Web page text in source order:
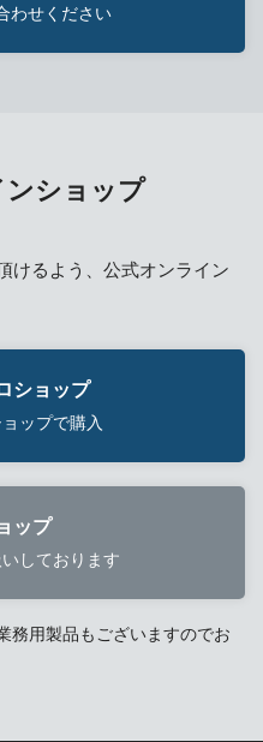
ショップ
けるよう、公式オンライン
ショップ
ップで購入
ップ
しております
務用製品もございますのでお
わせください